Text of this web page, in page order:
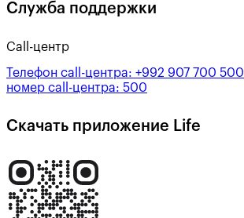
Служба поддержки
Call-центр
Телефон call-центра: +992 907 700 500
номер call-центра: 500
Скачать приложение Life